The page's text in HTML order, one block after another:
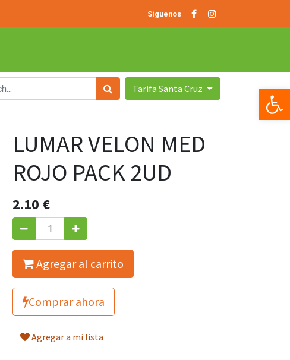
Síguenos
Tarifa Santa Cruz
LUMAR VELON MED
ROJO PACK 2UD
2.10 €
Agregar al carrito
Comprar ahora
Agregar a mi lista